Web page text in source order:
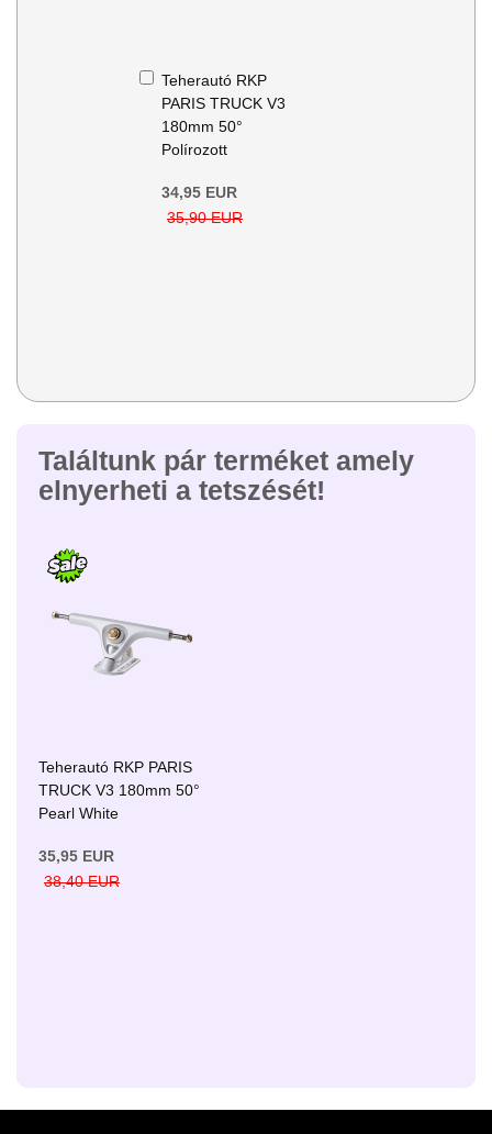
Teherautó RKP
PARIS TRUCK V3
180mm 50°
Polírozott
34,95 EUR
35,90 EUR
Kosárba
Találtunk pár terméket amely
elnyerheti a tetszését!
Teherautó RKP PARIS
TRUCK V3 180mm 50°
Pearl White
35,95 EUR
38,40 EUR